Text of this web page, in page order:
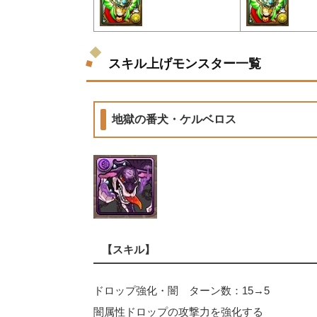
スキル上げモンスター一覧
地獄の番犬・ケルベロス
【スキル】
ドロップ強化・闇 ターン数：15→5
闇属性ドロップの攻撃力を強化する